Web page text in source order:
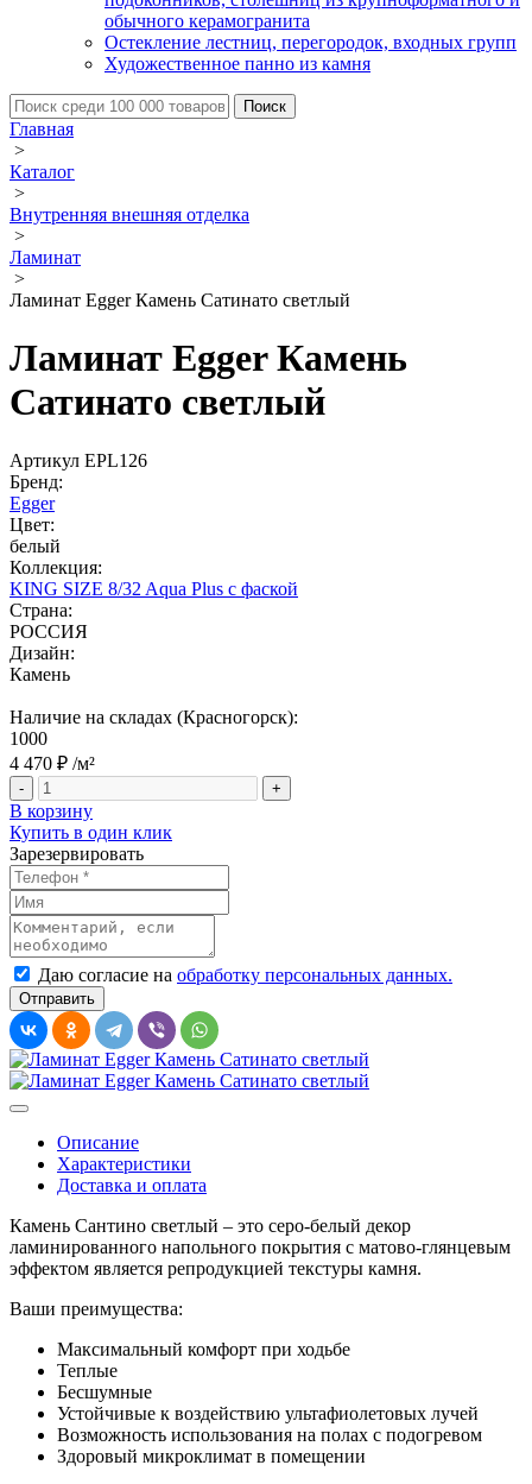
обычного керамогранита
Остекление лестниц, перегородок, входных групп
Художественное панно из камня
Главная
>
Каталог
>
Внутренняя внешняя отделка
>
Ламинат
>
Ламинат Egger Камень Сатинато светлый
Ламинат Egger Камень
Сатинато светлый
Артикул EPL126
Бренд:
Egger
Цвет:
белый
Коллекция:
KING SIZE 8/32 Aqua Plus с фаской
Страна:
РОССИЯ
Дизайн:
Камень
Наличие на складах (Красногорск):
1000
4 470 ₽ /м²
- +
В корзину
Купить в один клик
Зарезервировать
Даю согласие на обработку персональных данных.
Описание
Характеристики
Доставка и оплата
Камень Сантино светлый – это серо-белый декор
ламинированного напольного покрытия с матово-глянцевым
эффектом является репродукцией текстуры камня.
Ваши преимущества:
Максимальный комфорт при ходьбе
Теплые
Бесшумные
Устойчивые к воздействию ультафиолетовых лучей
Возможность использования на полах с подогревом
Здоровый микроклимат в помещении